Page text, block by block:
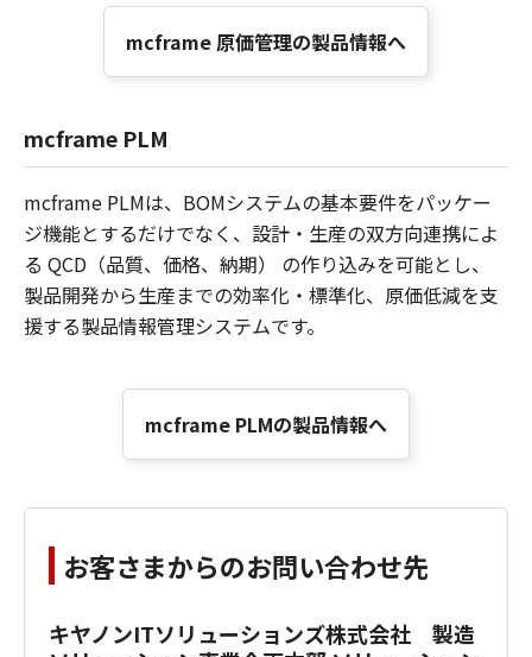
mcframe 原価管理の製品情報へ
mcframe PLM
mcframe PLMは、BOMシステムの基本要件をパッケー
ジ機能とするだけでなく、設計・生産の双方向連携によ
る QCD（品質、価格、納期） の作り込みを可能とし、
製品開発から生産までの効率化・標準化、原価低減を支
援する製品情報管理システムです。
mcframe PLMの製品情報へ
お客さまからのお問い合わせ先
キヤノンITソリューションズ株式会社 製造